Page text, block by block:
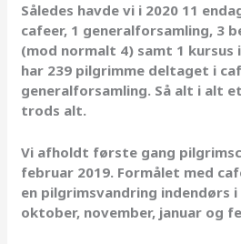
Således havde vi i 2020 11
cafeer, 1 generalforsamling, 3
(mod normalt 4) samt 1 kursus
har 239 pilgrimme deltaget i
generalforsamling. Så alt i alt
trods alt.
Vi afholdt første gang
februar 2019. Formålet med
en pilgrimsvandring indendørs
oktober, november, januar og